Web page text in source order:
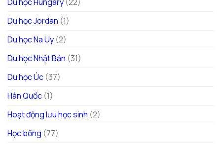
Du học Jordan (1)
Du học Na Uy (2)
Du học Nhật Bản (31)
Du học Úc (37)
Hàn Quốc (1)
Hoạt động lưu học sinh (2)
Học bổng (77)